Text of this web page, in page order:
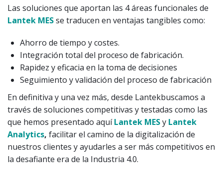
Las soluciones que aportan las 4 áreas funcionales de
Lantek MESse traducen en ventajas tangibles como:
Ahorro de tiempo y costes.
Integración total del proceso de fabricación.
Rapidez y eficacia en la toma de decisiones
Seguimiento y validación del proceso de fabricación
En definitiva y una vez más, desde Lantekbuscamos a
través de soluciones competitivas y testadas como las
que hemos presentado aquíLantek MESy Lantek
Analytics, facilitar el camino de la digitalización de
nuestros clientes y ayudarles a ser más competitivos en
la desafiante era de la Industria 4.0.